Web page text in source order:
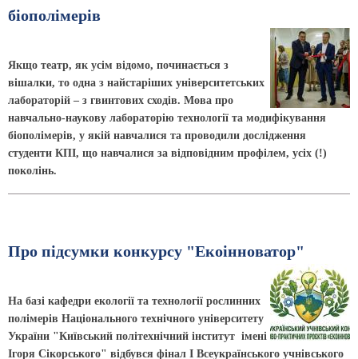
біополімерів
Якщо театр, як усім відомо, починається з
вішалки, то одна з найстаріших університетських
лабораторій – з гвинтових сходів. Мова про
навчально-наукову лабораторію технології та модифікування
біополімерів, у якій навчалися та проводили дослідження
студенти КПІ, що навчалися за відповідним профілем, усіх (!)
поколінь.
Про підсумки конкурсу "Екоінноватор"
На базі кафедри екології та технології рослинних
полімерів Національного тех­ніч­ного університету
України "Київський політехнічний інститут імені
Ігоря Сікорського" відбувся фінал І Всеукраїнського учнівського